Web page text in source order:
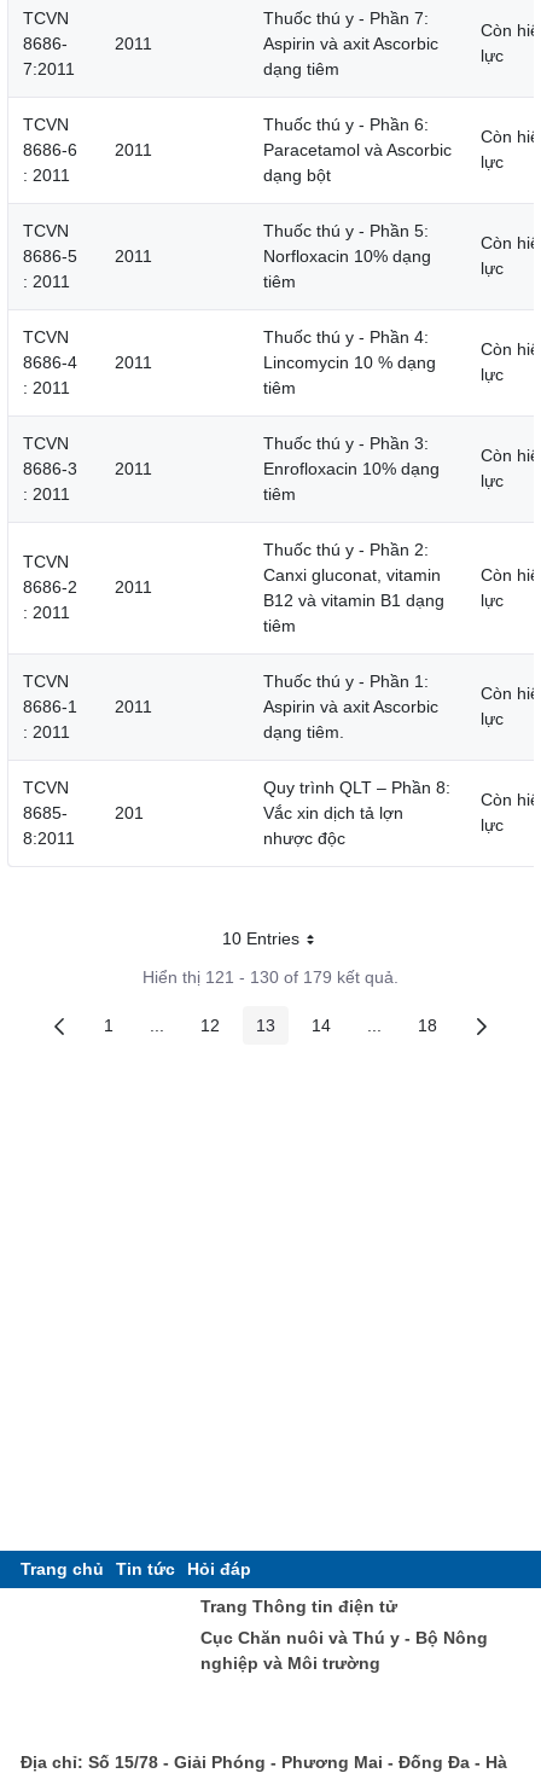
TCVN
8686-
7:2011
2011
Thuốc thú y - Phần 7:
Aspirin và axit Ascorbic
dạng tiêm
Còn
lực
TCVN
8686-6
: 2011
2011
Thuốc thú y - Phần 6:
Paracetamol và Ascorbic
dạng bột
Còn
lực
TCVN
8686-5
: 2011
2011
Thuốc thú y - Phần 5:
Norfloxacin 10% dạng
tiêm
Còn
lực
TCVN
8686-4
: 2011
2011
Thuốc thú y - Phần 4:
Lincomycin 10 % dạng
tiêm
Còn
lực
TCVN
8686-3
: 2011
2011
Thuốc thú y - Phần 3:
Enrofloxacin 10% dạng
tiêm
Còn
lực
TCVN
8686-2
: 2011
2011
Thuốc thú y - Phần 2:
Canxi gluconat, vitamin
B12 và vitamin B1 dạng
tiêm
Còn
lực
TCVN
8686-1
: 2011
2011
Thuốc thú y - Phần 1:
Aspirin và axit Ascorbic
dạng tiêm.
Còn
lực
TCVN
8685-
8:2011
201
Quy trình QLT – Phần 8:
Vắc xin dịch tả lợn
nhược độc
Còn
lực
10 EntriesMỗi trang
Hiển thị 121 - 130 of 179 kết quả.
Các trang trên cổng
1 Các trang trung gian
Các trang trên cổng
12 Các trang trên cổng
13 Các trang trên cổng
14 Các trang trung gian
Các trang trên
18
Trang chủ Tin tức
Hỏi đáp
Trang Thông tin điện tử
Cục Chăn nuôi và Thú y - Bộ Nông
nghiệp và Môi trường
Địa chỉ: Số 15/78 - Giải Phóng - Phương Mai - Đống Đa - Hà